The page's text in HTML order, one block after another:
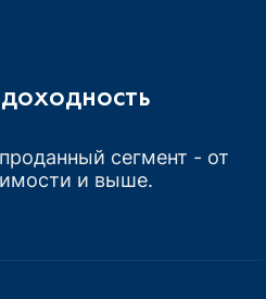
сегмент - от
и выше.